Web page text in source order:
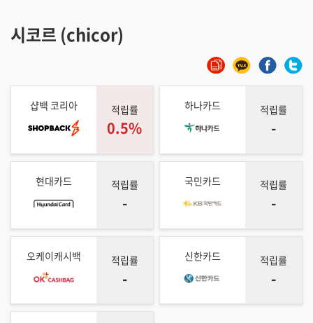
시코르 (chicor)
샵백 코리아 적립률
0.5%
하나카드 적립률
-
현대카드 적립률
-
국민카드 적립률
-
오케이캐시백 적립률
-
신한카드 적립률
-